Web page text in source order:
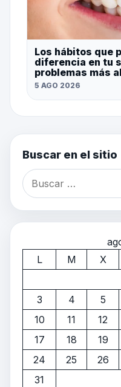
Los hábitos que
diferencia en tu
problemas más
5 AGO 2026
Buscar en el sitio
L
M X
3
4 5
10
11 12
17
18 19
24
25 26
31